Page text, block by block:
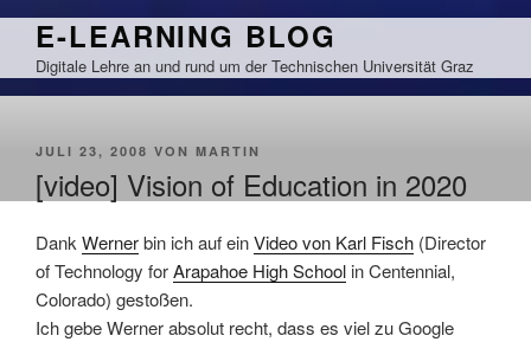
Zum
springen
E-LEARNING BLOG
Digitale Lehre an und rund um der Technischen Universität Graz
VERÖFFENTLICHT
JULI 23, 2008 VON MARTIN
[video] Vision of Education in 2020
DankWernerbin ich auf einVideo von Karl Fisch (Director
of Technology forArapahoe High School in Centennial,
Colorado) gestoßen.
Ich gebe Werner absolut recht, dass es viel zu Google